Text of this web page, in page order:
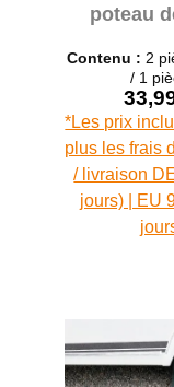
: :
poteau
Contenu : 2
/ 1
*Les prix
plus les frais
/ livraison
jours) | EU